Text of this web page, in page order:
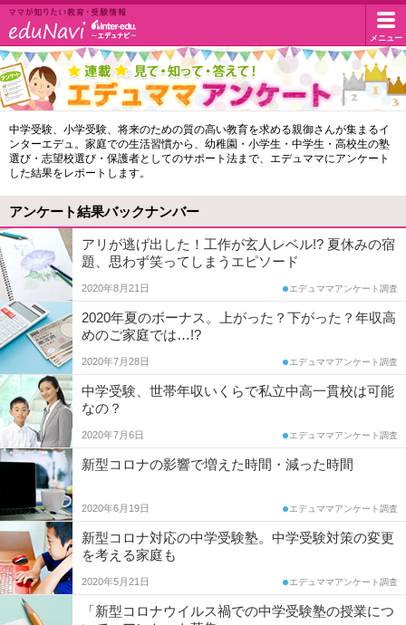
イ
ン
タ
ー
エ
デ
ュ・
ド
ッ
ト
コ
ム
エ
デ
ュ
マ
マ
が
知
り
た
い
育・
受
験
情
報
メニュー
エ
デ
ュ
マ
マ
ア
ン
ケ
ー
ト
調
査
中学受験、小学受験、将来のための質の高い教育を求める親御さんが集まるイ
ンターエデュ。家庭での生活習慣から、幼稚園・小学生・中学生・高校生の塾
選び・志望校選び・保護者としてのサポート法まで、エデュママにアンケート
した結果をレポートします。
アンケート結果バックナンバー
アリが逃げ出した！工作が玄人レベル!? 夏休みの宿
題、思わず笑ってしまうエピソード
2020年8月21日 エデュママアンケート調査
2020年夏のボーナス。上がった？下がった？年収高
めのご家庭では…!?
2020年7月28日 エデュママアンケート調査
中学受験、世帯年収いくらで私立中高一貫校は可能
なの？
2020年7月6日 エデュママアンケート調査
新型コロナの影響で増えた時間・減った時間
2020年6月19日 エデュママアンケート調査
新型コロナ対応の中学受験塾。中学受験対策の変更
を考える家庭も
2020年5月21日 エデュママアンケート調査
「新型コロナウイルス禍での中学受験塾の授業につ